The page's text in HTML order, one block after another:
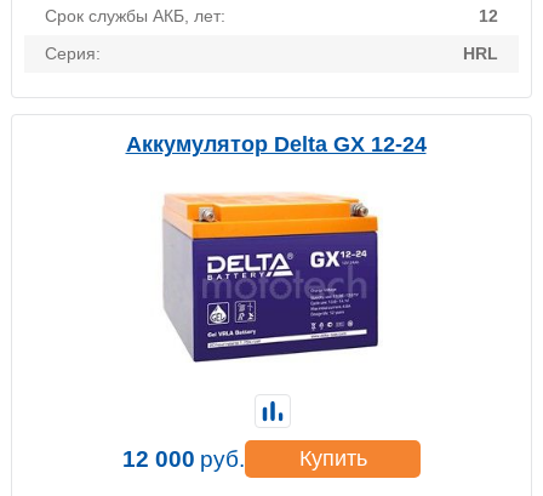
Срок службы АКБ, лет:
12
Серия:
HRL
Аккумулятор Delta GX 12-24
12 000 руб. Купить